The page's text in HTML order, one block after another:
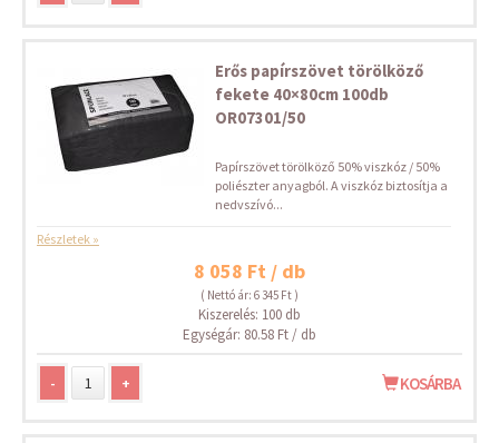
Erős papírszövet törölköző
fekete 40×80cm 100db
OR07301/50
Papírszövet törölköző 50% viszkóz / 50%
poliészter anyagból. A viszkóz biztosítja a
nedvszívó...
Részletek »
8 058 Ft / db
( Nettó ár: 6 345 Ft )
Kiszerelés: 100 db
Egységár: 80.58 Ft / db
- + KOSÁRBA